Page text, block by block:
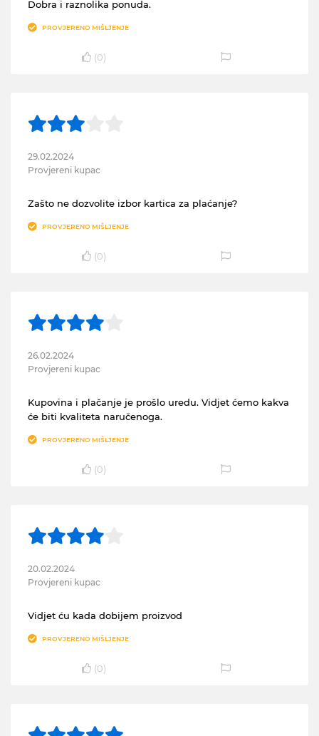
Dobra i raznolika ponuda.
PROVJERENO MIŠLJENJE
(0)
29.02.2024
Provjereni kupac
Zašto ne dozvolite izbor kartica za plaćanje?
PROVJERENO MIŠLJENJE
(0)
26.02.2024
Provjereni kupac
Kupovina i plačanje je prošlo uredu. Vidjet ćemo kakva
će biti kvaliteta naručenoga.
PROVJERENO MIŠLJENJE
(0)
20.02.2024
Provjereni kupac
Vidjet ću kada dobijem proizvod
PROVJERENO MIŠLJENJE
(0)